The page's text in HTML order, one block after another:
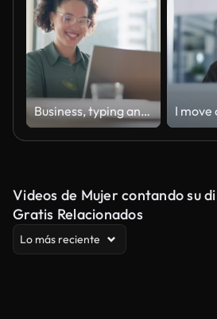
Business, typing and woman with a laptop, happy and internet with online news and journalist. Smile, person and magazine editor with computer and writing with a deadline and publisher with article
Videos de Mujer contando su
Gratis Relacionados
Lo más reciente